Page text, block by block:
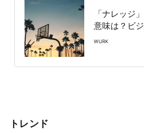
「ナレッジ
意味は？ビ
WURK
トレンド